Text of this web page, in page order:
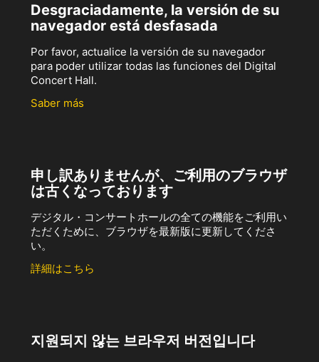
Desgraciadamente, la versión de su
navegador está desfasada
Por favor, actualice la versión de su navegador
para poder utilizar todas las funciones del Digital
Concert Hall.
Saber más
申し訳ありませんが、ご利用のブラウザ
は古くなっております
デジタル・コンサートホールの全ての機能をご利用い
ただくために、ブラウザを最新版に更新してくださ
い。
詳細はこちら
지원되지 않는 브라우저 버전입니다